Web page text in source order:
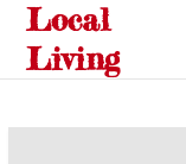
Local
Living